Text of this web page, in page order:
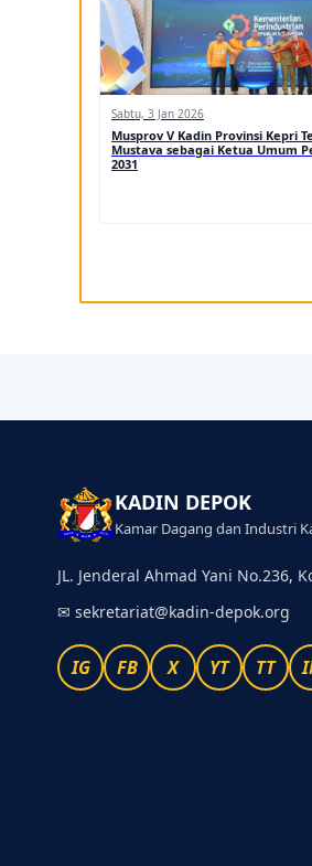
Sabtu, 3 Jan 2026
Musprov V Kadin Provinsi Kepri
Mustava sebagai Ketua Umum
2031
KADIN DEPOK
Kamar Dagang dan Industri
JL. Jenderal Ahmad Yani No.236,
✉ sekretariat@kadin-depok.org
IG FB X YT TT